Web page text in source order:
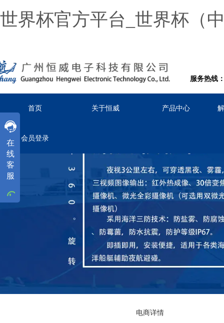
世界杯官方平台_世界杯（
服务热线
在
线
客
服
客服
工作时间
周一
首页 关于恒威 产品中心
会员登录
电商详情